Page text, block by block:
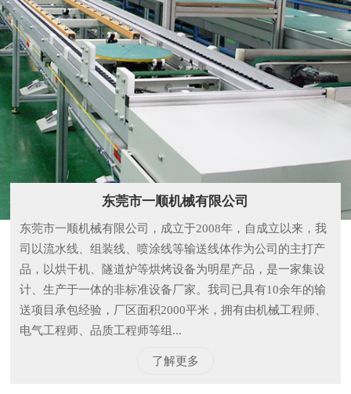
东莞市一顺机械有限公司
东莞市一顺机械有限公司，成立于2008年，自成立以来，我
司以流水线、组装线、喷涂线等输送线体作为公司的主打产
品，以烘干机、隧道炉等烘烤设备为明星产品，是一家集设
计、生产于一体的非标准设备厂家。我司已具有10余年的输
送项目承包经验，厂区面积2000平米，拥有由机械工程师、
电气工程师、品质工程师等组...
了解更多